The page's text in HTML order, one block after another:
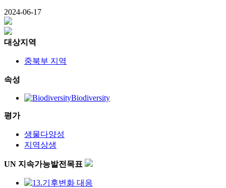
2024-06-17
대상지역
중북부 지역
속성
Biodiversity
평가
생물다양성
지역상생
UN 지속가능발전목표